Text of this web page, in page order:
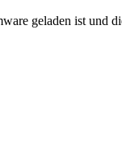
geladen ist und